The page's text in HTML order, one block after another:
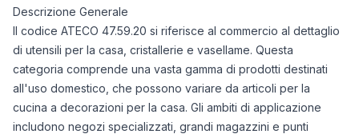
Descrizione Generale
Il codice ATECO 47.59.20 si riferisce al commercio al dettaglio
di utensili per la casa, cristallerie e vasellame. Questa
categoria comprende una vasta gamma di prodotti destinati
all'uso domestico, che possono variare da articoli per la
cucina a decorazioni per la casa. Gli ambiti di applicazione
includono negozi specializzati, grandi magazzini e punti